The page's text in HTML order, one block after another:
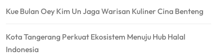
Kue Bulan Oey Kim Un Jaga Warisan Kuliner Cina Benteng
Kota Tangerang Perkuat Ekosistem Menuju Hub Halal
Indonesia